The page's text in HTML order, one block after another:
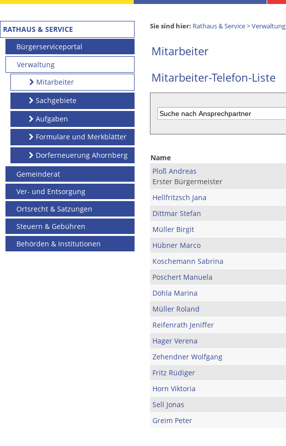
RATHAUS & SERVICE
Bürgerserviceportal
Verwaltung
Mitarbeiter
Sachgebiete
Aufgaben
Formulare und Merkblätter
Dorferneuerung Ahornberg
Gemeinderat
Ver- und Entsorgung
Ortsrecht & Satzungen
Steuern & Gebühren
Behörden & Institutionen
Sie sind hier: Rathaus & Service>Verwaltung
Mitarbeiter
Mitarbeiter-Telefon-Liste
Name
Ploß Andreas
Erster Bürgermeister
Hellfritzsch Jana
Dittmar Stefan
Müller Birgit
Hübner Marco
Koschemann Sabrina
Poschert Manuela
Döhla Marina
Müller Roland
Reifenrath Jeniffer
Hager Verena
Zehendner Wolfgang
Fritz Rüdiger
Horn Viktoria
Sell Jonas
Greim Peter